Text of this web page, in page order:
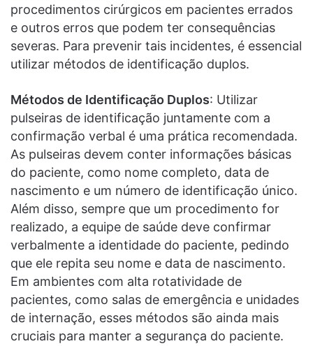
procedimentos cirúrgicos em pacientes errados
e outros erros que podem ter consequências
severas. Para prevenir tais incidentes, é essencial
utilizar métodos de identificação duplos.
Métodos de Identificação Duplos: Utilizar
pulseiras de identificação juntamente com a
confirmação verbal é uma prática recomendada.
As pulseiras devem conter informações básicas
do paciente, como nome completo, data de
nascimento e um número de identificação único.
Além disso, sempre que um procedimento for
realizado, a equipe de saúde deve confirmar
verbalmente a identidade do paciente, pedindo
que ele repita seu nome e data de nascimento.
Em ambientes com alta rotatividade de
pacientes, como salas de emergência e unidades
de internação, esses métodos são ainda mais
cruciais para manter a segurança do paciente.